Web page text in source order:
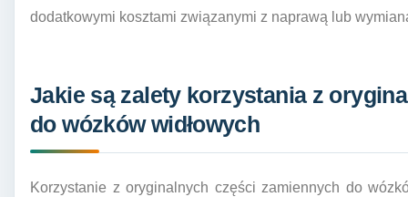
dodatkowymi kosztami związanymi z naprawą lub
Jakie są zalety korzystania z
do wózków widłowych
Korzystanie z oryginalnych części zamiennych do